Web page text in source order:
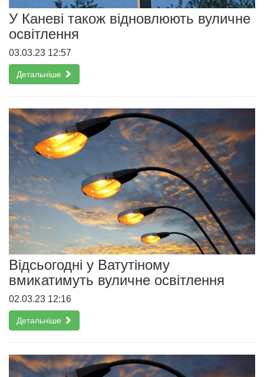
У Каневі також відновлюють вуличне
освітлення
03.03.23 12:57
Детальніше
Відсьогодні у Ватутіному
вмикатимуть вуличне освітлення
02.03.23 12:16
Детальніше